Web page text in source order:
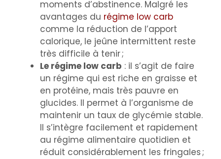
moments d’abstinence. Malgré les
avantages du régime low carb
comme la réduction de l’apport
calorique, le jeûne intermittent reste
très difficile à tenir ;
Le régime low carb : il s’agit de faire
un régime qui est riche en graisse et
en protéine, mais très pauvre en
glucides. Il permet à l’organisme de
maintenir un taux de glycémie stable.
Il s’intègre facilement et rapidement
au régime alimentaire quotidien et
réduit considérablement les fringales ;